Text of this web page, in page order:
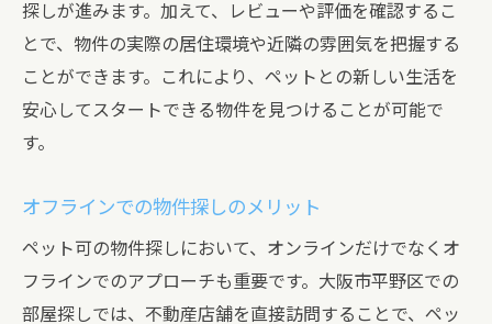
探しが進みます。加えて、レビューや評価を確認するこ
とで、物件の実際の居住環境や近隣の雰囲気を把握する
ことができます。これにより、ペットとの新しい生活を
安心してスタートできる物件を見つけることが可能で
す。
オフラインでの物件探しのメリット
ペット可の物件探しにおいて、オンラインだけでなくオ
フラインでのアプローチも重要です。大阪市平野区での
部屋探しでは、不動産店舗を直接訪問することで、ペッ